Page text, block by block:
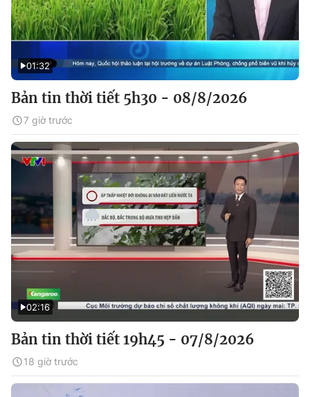
01:32
Bản tin thời tiết 5h30 - 08/8/2026
7 giờ trước
02:16
Bản tin thời tiết 19h45 - 07/8/2026
18 giờ trước